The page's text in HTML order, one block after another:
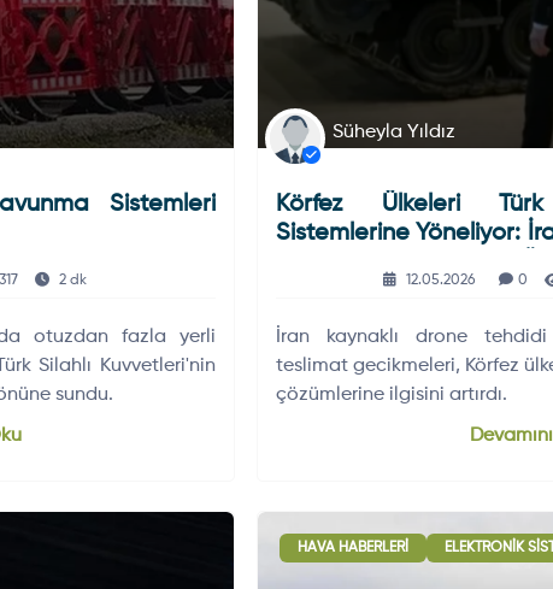
Sistemleri
317 2 dk
otuzdan fazla yerli
Silahlı Kuvvetleri'nin
sundu.
Süheyla Yıldız
Körfez Ülkeleri
Sistemlerine Yöneliyor:
12.05.2026 0
İran kaynaklı drone
teslimat gecikmeleri, Körfez
çözümlerine ilgisini artırdı.
HAVA HABERLERI ELEKTRONIK